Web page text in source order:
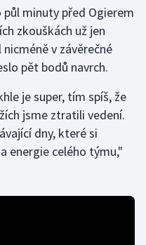
minuty před Ogierem
zkouškách už jen
v závěrečné
pět bodů navrch.
je super, tím spíš, že
jsme ztratili vedení.
dny, které si
energie celého týmu,"